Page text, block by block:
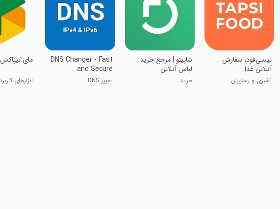
‏‏‏تپسی‌فود؛ سفارش
آنلاین غذا
آشپزی و رستوران
‏‏‏‏‏شاپینو | مرجع خرید
لباس آنلاین
خرید
DNS Changer - Fast
and Secure
تغییر DNS
‏‏‏مای تیپاکس
ابزارهای